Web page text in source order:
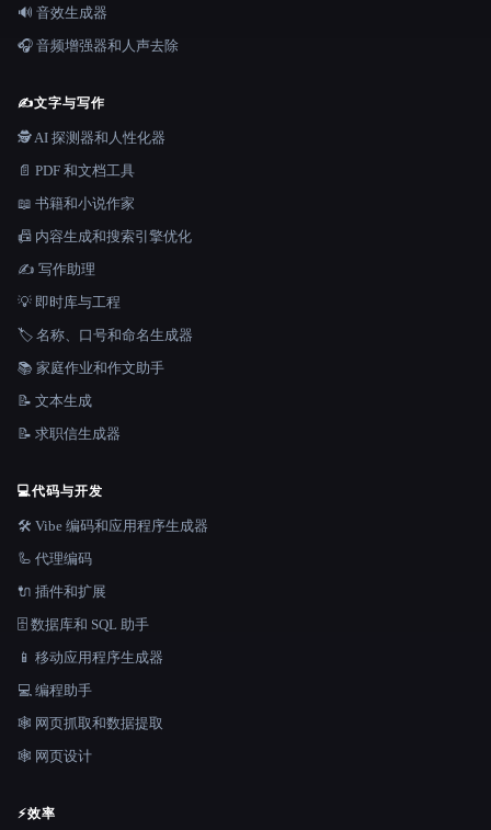
🔊 音效生成器
🎧 音频增强器和人声去除
✍️文字与写作
🕵️ AI 探测器和人性化器
📄 PDF 和文档工具
📖 书籍和小说作家
📠 内容生成和搜索引擎优化
✍️ 写作助理
💡 即时库与工程
🏷️ 名称、口号和命名生成器
📚 家庭作业和作文助手
📝 文本生成
📝 求职信生成器
💻代码与开发
🛠️ Vibe 编码和应用程序生成器
🦾 代理编码
🔌 插件和扩展
🗄️ 数据库和 SQL 助手
📱 移动应用程序生成器
💻 编程助手
🕸️ 网页抓取和数据提取
🕸 网页设计
⚡效率